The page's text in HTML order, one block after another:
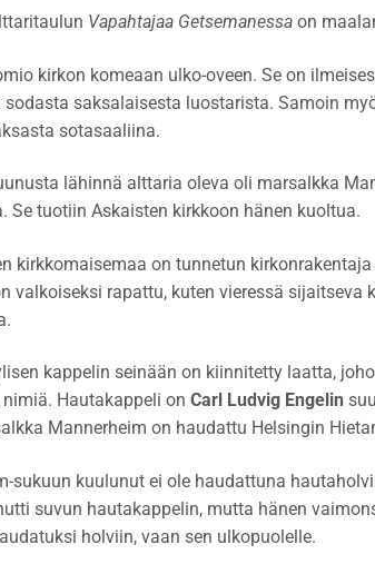
Vapahtajaa Getsemanessa on
kirkon komeaan ulko-oveen. Se on
saksalaisesta luostarista. Samoin
sotasaaliina.
lähinnä alttaria oleva oli marsalkka
Se tuotiin Askaisten kirkkoon hänen kuoltua.
kirkkomaisemaa on tunnetun kirkonrakentaja
valkoiseksi rapattu, kuten vieressä
kappelin seinään on kiinnitetty laatta,
Hautakappeli on Carl Ludvig Engelin
Mannerheim on haudattu Helsingin
sukuun kuulunut ei ole haudattuna
suvun hautakappelin, mutta hänen
holviin, vaan sen ulkopuolelle.